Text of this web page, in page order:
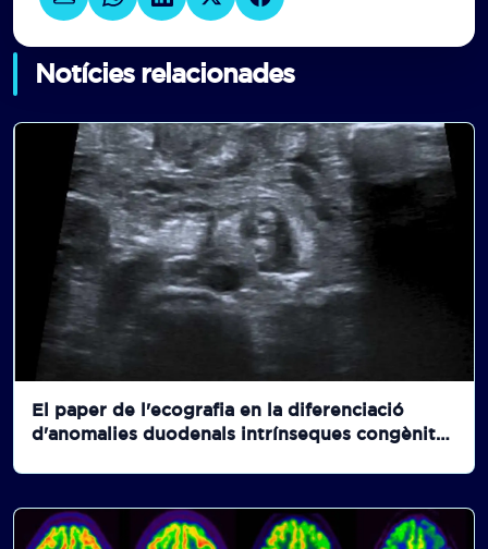
Notícies relacionades
El paper de l'ecografia en la diferenciació
d'anomalies duodenals intrínseques congènites
gàstrica i hiperecogenicidad.